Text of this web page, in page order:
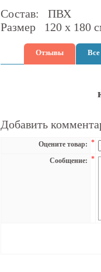
Состав: ПВХ
Размер 120 х 180
Отзывы
Добавить
Оцените товар: *
Сообщение: *